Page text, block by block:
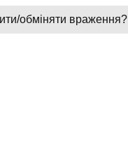
обміняти враження?